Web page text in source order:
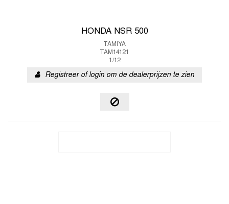
HONDA NSR 500
TAMIYA
TAM14121
1/12
Registreer of login om de dealerprijzen te zien